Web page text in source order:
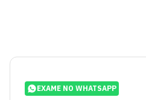
EXAME NO WHATSAPP